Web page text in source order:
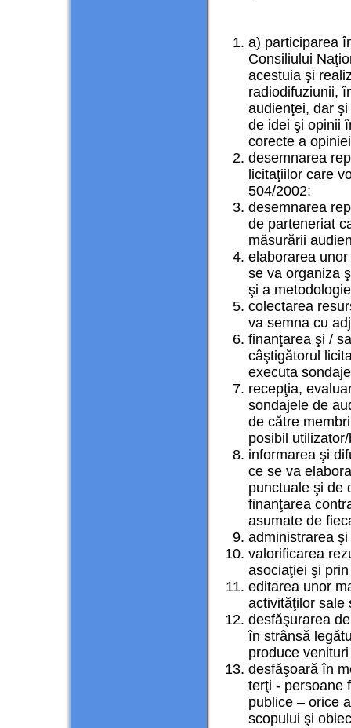
a) participarea
Consiliului
acestuia şi
radiodifuziunii,
audienţei, dar
de idei şi opinii
corecte a
desemnarea
licitaţiilor care
504/2002;
desemnarea
de parteneriat
măsurării
elaborarea
se va organiza
şi a
colectarea
va semna cu
finanţarea şi /
câştigătorul
executa
recepţia,
sondajele de
de către
posibil
informarea şi
ce se va
punctuale şi de
finanţarea
asumate de
administrarea
valorificarea
asociaţiei şi
editarea unor
activităţilor sale
desfăşurarea
în strânsă
produce
desfăşoară în
terţi - persoane
publice – orice
scopului şi